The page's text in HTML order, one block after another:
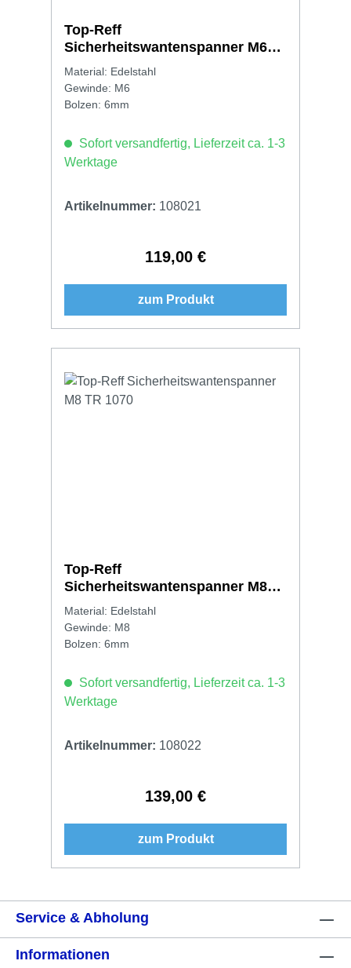
Top-Reff
Sicherheitswantenspanner M6
TR 0670
Material: Edelstahl
Gewinde: M6
Bolzen: 6mm
Sofort versandfertig, Lieferzeit ca. 1-3
Werktage
Artikelnummer: 108021
Regulärer Preis:
119,00 €
zum Produkt
Top-Reff
Sicherheitswantenspanner M8
TR 1070
Material: Edelstahl
Gewinde: M8
Bolzen: 6mm
Sofort versandfertig, Lieferzeit ca. 1-3
Werktage
Artikelnummer: 108022
Regulärer Preis:
139,00 €
zum Produkt
Service & Abholung
Informationen